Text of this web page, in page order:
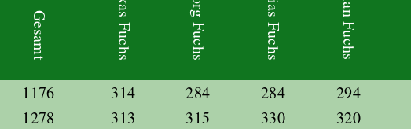
Gesamt Lukas Fuchs Georg Fuchs
1176 314 284 284
294
1278 313 315 330
320